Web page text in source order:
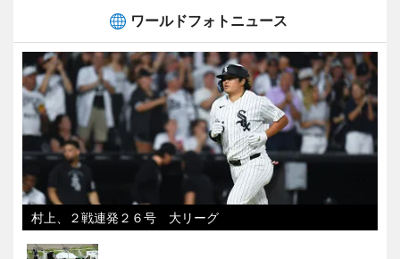
ワールドフォトニュース
村上、２戦連発２６号 大リーグ